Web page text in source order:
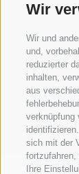
Wir
Wir und
und,
reduzierter
inhalten,
aus
verknüpfung
sich mit der
Ihre